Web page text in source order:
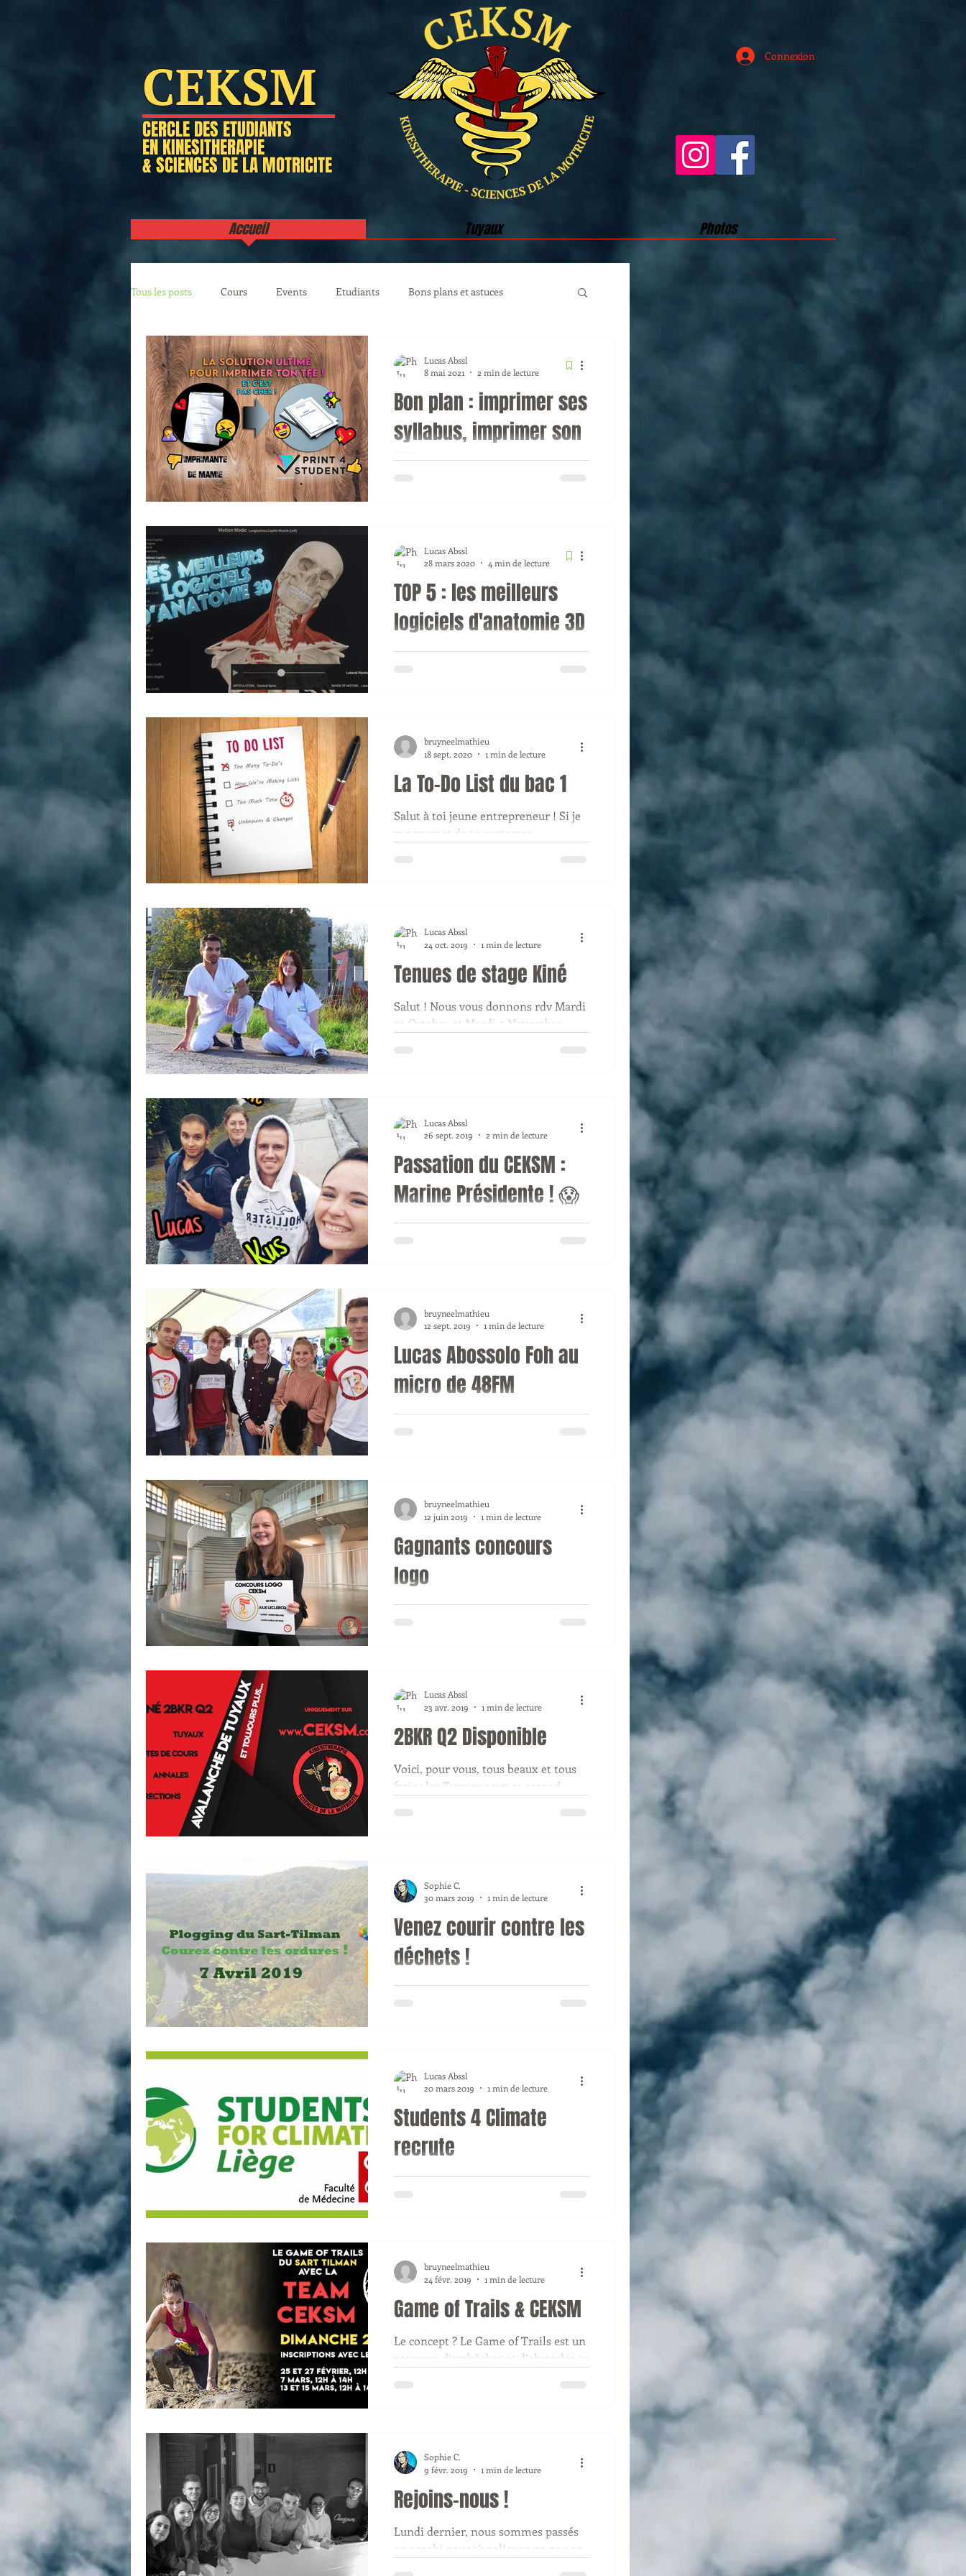
CEKSM
CERCLE DES ETUDIANTS
EN KINESITHERAPIE
& SCIENCES DE LA MOTRICITE
Connexion
Accueil Tuyaux Photos
Tous les posts Cours Events Etudiants Bons plans et astuces
Bon plan : imprimer ses
syllabus, imprimer son
TFE
la maison !
Lucas Abssl
8 mai 2021
2 min de lecture
TOP 5 : les meilleurs
logiciels d'anatomie 3D
Retrouvez le classement des
Lucas Abssl
28 mars 2020
4 min de lecture
La To-Do List du bac 1
Salut à toi jeune entrepreneur ! Si je
me permet de te contacter
bruyneelmathieu
18 sept. 2020
1 min de lecture
Tenues de stage Kiné
Salut ! Nous vous donnons rdv Mardi
29 Octobre et Mardi 5 Novembre
Lucas Abssl
24 oct. 2019
1 min de lecture
Passation du CEKSM :
Marine Présidente ! 😱
La passation du CEKSM a eu lieue ce
Lucas Abssl
26 sept. 2019
2 min de lecture
Lucas Abossolo Foh au
micro de 48FM
Lucas, Président du CEKSM, a pu
bruyneelmathieu
12 sept. 2019
1 min de lecture
Gagnants concours
logo
Cette année, durant les mois de
bruyneelmathieu
12 juin 2019
1 min de lecture
2BKR Q2 Disponible
Voici, pour vous, tous beaux et tous
frais : les Tuyaux pour ce second
Lucas Abssl
23 avr. 2019
1 min de lecture
Venez courir contre les
déchets !
Nous vous donnons rendez-vous le
Sophie C.
30 mars 2019
1 min de lecture
Students 4 Climate
recrute
Peut-être as-tu déjà entendu parler
Lucas Abssl
20 mars 2019
1 min de lecture
Game of Trails & CEKSM
Le concept ? Le Game of Trails est un
parcours d’embûches et d’obstacles se
bruyneelmathieu
24 févr. 2019
1 min de lecture
Rejoins-nous !
Lundi dernier, nous sommes passés
en amphi pour t’expliquer un peu en
Sophie C.
9 févr. 2019
1 min de lecture